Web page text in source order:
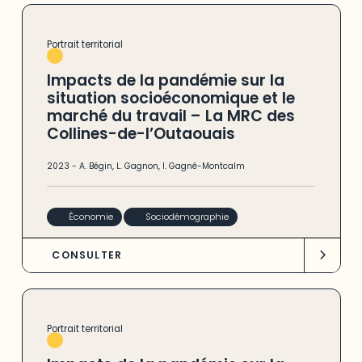
Portrait territorial
Impacts de la pandémie sur la
situation socioéconomique et le
marché du travail – La MRC des
Collines-de-l’Outaouais
2023-A. Bégin, L. Gagnon, I. Gagné-Montcalm
Économie Sociodémographie
CONSULTER
Portrait territorial